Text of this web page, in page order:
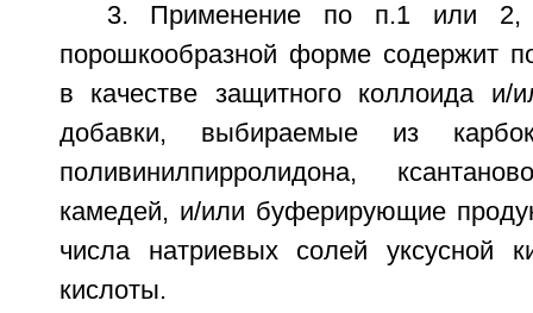
3. Применение по п.1 или 2,
порошкообразной форме содержит
в качестве защитного коллоида и/
добавки, выбираемые из
поливинилпирролидона,
камедей, и/или буферирующие
числа натриевых солей уксусной
кислоты.